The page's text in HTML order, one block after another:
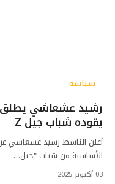
سياسة
رشيد عشعاشي يطلق
يقوده شباب جيل Z
أعلن الناشط رشيد عشعاشي
الأساسية من شباب "جيل…
03 أكتوبر 2025